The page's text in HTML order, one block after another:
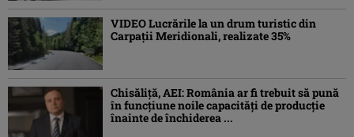
VIDEO Lucrările la un drum turistic din
Carpații Meridionali, realizate 35%
Chisăliță, AEI: România ar fi trebuit să pună
în funcțiune noile capacități de producție
înainte de închiderea ...